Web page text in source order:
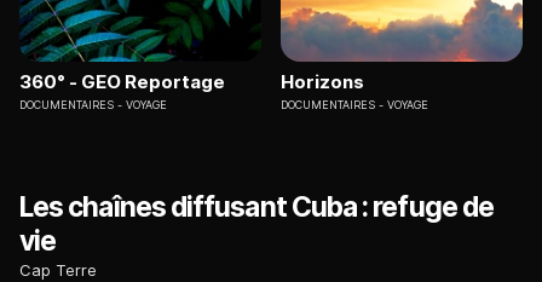
360° - GEO Reportage
DOCUMENTAIRES VOYAGE
Horizons
DOCUMENTAIRES VOYAGE
Les chaînes diffusant Cuba : refuge de
vie
Cap Terre